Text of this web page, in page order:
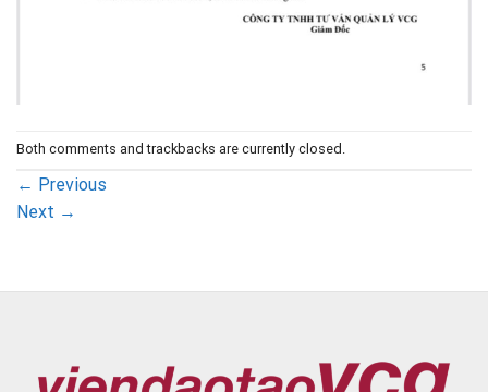
Both comments and trackbacks are currently closed.
← Previous
Next →